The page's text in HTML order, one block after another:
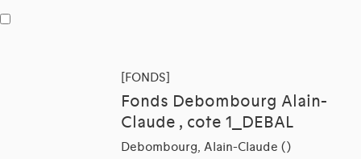
[FONDS]
Fonds Debombourg Alain-
Claude , cote 1_DEBAL
Debombourg, Alain-Claude ()